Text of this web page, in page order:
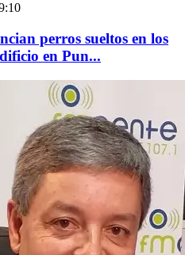
perros sueltos en los
en Pun...